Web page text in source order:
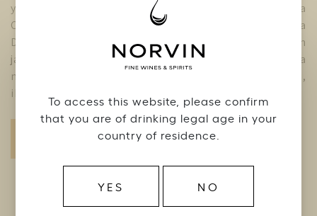
To access this website, please confirm
that you are of drinking legal age in your
country of residence.
YES NO
yhdistyy perinteet sekä innovaatio. Viinitarhoja
Caparzolta löytyy 90 hehtaarin verran parhailla
D.O.C.G. Caparzon, La Casan, La Cadutan, Il Casseron
ja San Piero Casellen alueille, joiden luonto ja
mikroilmasto antavat viineille täyteläisyyttä,
ikääntymispotentiaalia ja luonnetta.
Vieraile tuottajan kotisivuilla